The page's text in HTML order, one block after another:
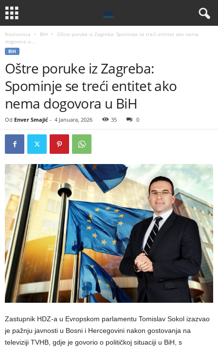
Naslovnica BIH
Oštre poruke iz Zagreba: Spominje se treći entitet ako nema
dogovora u...
BIH
Oštre poruke iz Zagreba:
Spominje se treći entitet ako
nema dogovora u BiH
Od Enver Smajić - 4 Januara, 2026 35 0
Zastupnik HDZ-a u Evropskom parlamentu Tomislav Sokol izazvao
je pažnju javnosti u Bosni i Hercegovini nakon gostovanja na
televiziji TVHB, gdje je govorio o političkoj situaciji u BiH, s